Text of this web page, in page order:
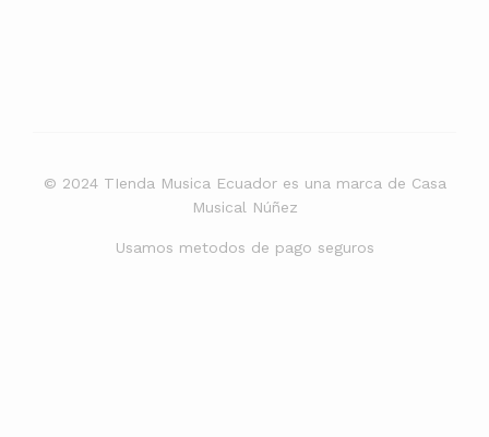
© 2024 TIenda Musica Ecuador es una marca de Casa
Musical Núñez
Usamos metodos de pago seguros